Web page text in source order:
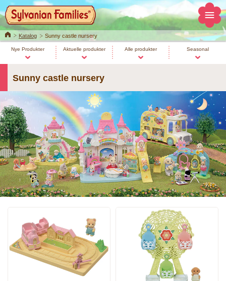
HomeKatalog Sunny castle nursery
Nye Produkter Aktuelle produkter Alle produkter Seasonal
Sunny castle nursery